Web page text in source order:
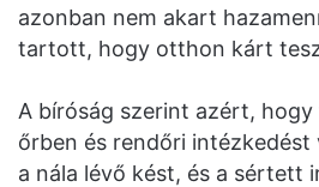
azonban nem akart
tartott, hogy otthon kárt
A bíróság szerint azért,
őrben és rendőri
a nála lévő kést, és a sértett